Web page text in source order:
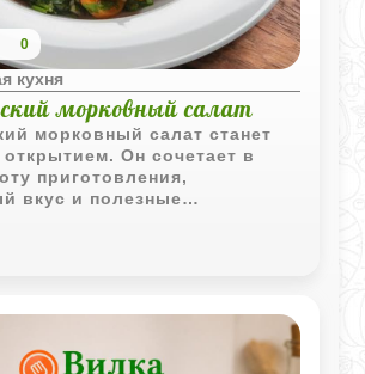
0
кухня
морковный салат
морковный салат станет
Он сочетает в
приготовления,
вкус и полезные
Ароматные специи, свежая
ариса превращают
в восточную закуску,